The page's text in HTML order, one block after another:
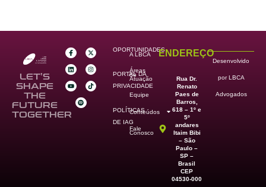
LET’S
SHAPE
THE
FUTURE
TOGETHER
OPORTUNIDADES
PORTAL DA
PRIVACIDADE
POLÍTICAS
DE IAG
A LBCA
Áreas
de
Atuação
Equipe
Conteúdos
Fale
Conosco
ENDEREÇO
Rua Dr.
Renato
Paes de
Barros,
618 – 1º e
5º
andares
Itaim Bibi
– São
Paulo –
SP –
Brasil
CEP
04530-000
Desenvolvido
por LBCA
Advogados